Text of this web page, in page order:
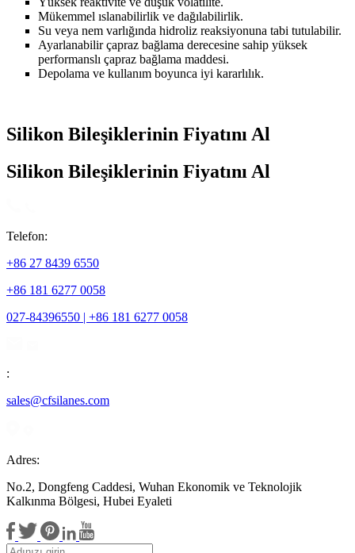
Mükemmel ıslanabilirlik ve dağılabilirlik.
Su veya nem varlığında hidroliz reaksiyonuna tabi tutulabilir.
Ayarlanabilir çapraz bağlama derecesine sahip yüksek
performanslı çapraz bağlama maddesi.
Depolama ve kullanım boyunca iyi kararlılık.
Silikon Bileşiklerinin Fiyatını Al
Silikon Bileşiklerinin Fiyatını Al
Telefon:
+86 27 8439 6550
+86 181 6277 0058
027-84396550 | +86 181 6277 0058
:
sales@cfsilanes.com
Adres:
No.2, Dongfeng Caddesi, Wuhan Ekonomik ve Teknolojik
Kalkınma Bölgesi, Hubei Eyaleti